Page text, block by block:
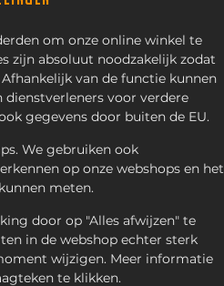
om onze online winkel te
zijn absoluut noodzakelijk zodat
van de functie kunnen
dienstverleners voor verdere
gegevens door buiten de EU.
We gebruiken ook
op onze webshops en het
meten.
door op "Alles afwijzen" te
in de webshop echter sterk
wijzigen. Meer informatie
te klikken.